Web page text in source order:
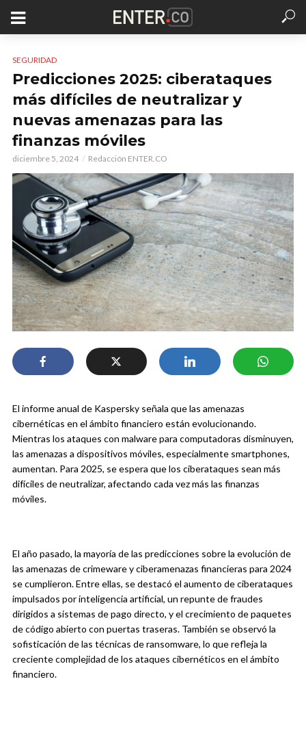
SEGURIDAD
Predicciones 2025: ciberataques
más difíciles de neutralizar y
nuevas amenazas para las
finanzas móviles
diciembre 5, 2024 Redacción ENTER.CO
El informe anual de Kaspersky señala que las amenazas
cibernéticas en el ámbito financiero están evolucionando.
Mientras los ataques con malware para computadoras disminuyen,
las amenazas a dispositivos móviles, especialmente smartphones,
aumentan. Para 2025, se espera que los ciberataques sean más
difíciles de neutralizar, afectando cada vez más las finanzas
móviles.
El año pasado, la mayoría de las predicciones sobre la evolución de
las amenazas de crimeware y ciberamenazas financieras para 2024
se cumplieron. Entre ellas, se destacó el aumento de ciberataques
impulsados por inteligencia artificial, un repunte de fraudes
dirigidos a sistemas de pago directo, y el crecimiento de paquetes
de código abierto con puertas traseras. También se observó la
sofisticación de las técnicas de ransomware, lo que refleja la
creciente complejidad de los ataques cibernéticos en el ámbito
financiero.